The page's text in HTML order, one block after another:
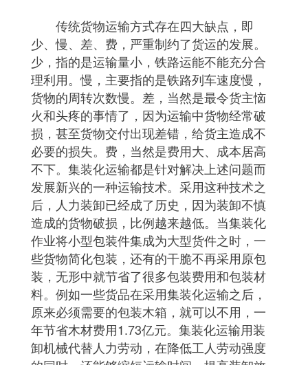
传统货物运输方式存在四大缺点，即
少、慢、差、费，严重制约了货运的发展。
少，指的是运输量小，铁路运能不能充分合
理利用。慢，主要指的是铁路列车速度慢，
货物的周转次数慢。差，当然是最令货主恼
火和头疼的事情了，因为运输中货物经常破
损，甚至货物交付出现差错，给货主造成不
必要的损失。费，当然是费用大、成本居高
不下。集装化运输都是针对解决上述问题而
发展新兴的一种运输技术。采用这种技术之
后，人力装卸已经成了历史，因为装卸不慎
造成的货物破损，比例越来越低。当集装化
作业将小型包装件集成为大型货件之时，一
些货物简化包装，还有的干脆不再采用原包
装，无形中就节省了很多包装费用和包装材
料。例如一些货品在采用集装化运输之后，
原来必须需要的包装木箱，就可以不用，一
年节省木材费用1.73亿元。集装化运输用装
卸机械代替人力劳动，在降低工人劳动强度